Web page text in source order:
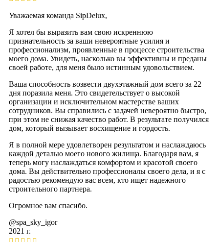
Уважаемая команда SipDelux,
Я хотел бы выразить вам свою искреннюю
признательность за ваши невероятные усилия и
профессионализм, проявленные в процессе строительства
моего дома. Увидеть, насколько вы эффективны и преданы
своей работе, для меня было истинным удовольствием.
Ваша способность возвести двухэтажный дом всего за 22
дня поразила меня. Это свидетельствует о высокой
организации и исключительном мастерстве ваших
сотрудников. Вы справились с задачей невероятно быстро,
при этом не снижая качество работ. В результате получился
дом, который вызывает восхищение и гордость.
Я в полной мере удовлетворен результатом и наслаждаюсь
каждой деталью моего нового жилища. Благодаря вам, я
теперь могу наслаждаться комфортом и красотой своего
дома. Вы действительно профессионалы своего дела, и я с
радостью рекомендую вас всем, кто ищет надежного
строительного партнера.
Огромное вам спасибо.
@spa_sky_igor
2021 г.